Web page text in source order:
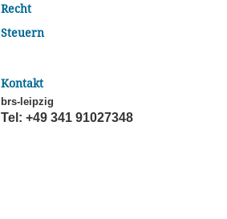
Recht
Steuern
Kontakt
brs-leipzig
Tel: +49 341 91027348